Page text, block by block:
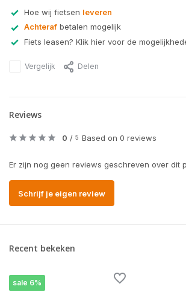
Hoe wij fietsen leveren
Achteraf betalen mogelijk
Fiets leasen? Klik hier voor de
Vergelijk Delen
Reviews
0 / 5 Based on 0 reviews
Er zijn nog geen reviews geschreven over dit
Schrijf je eigen review
Recent bekeken
sale 6%